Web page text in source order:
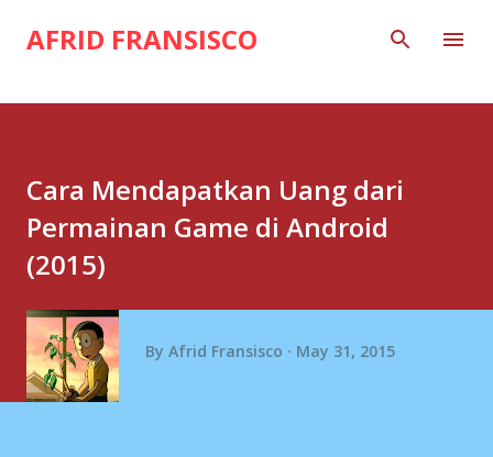
Skip to main content
AFRID FRANSISCO
Cara Mendapatkan Uang dari
Permainan Game di Android
(2015)
By Afrid Fransisco May 31, 2015